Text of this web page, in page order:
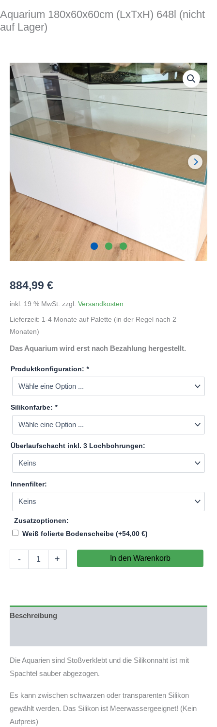
Aquarium 180x60x60cm (LxTxH) 648l (nicht
auf Lager)
884,99 €
inkl. 19 % MwSt. zzgl. Versandkosten
Lieferzeit: 1-4 Monate auf Palette (in der Regel nach 2
Monaten)
Das Aquarium wird erst nach Bezahlung hergestellt.
Produktkonfiguration: *
Silikonfarbe: *
Überlaufschacht inkl. 3 Lochbohrungen:
Innenfilter:
Zusatzoptionen:
Weiß folierte Bodenscheibe (+54,00 €)
-
180x60x60cm
Lager)
+ In den Warenkorb
Beschreibung
Die Aquarien sind Stoßverklebt und die Silikonnaht ist mit
Spachtel sauber abgezogen.
Es kann zwischen schwarzen oder transparenten Silikon
gewählt werden. Das Silikon ist Meerwassergeeignet! (Kein
Aufpreis)